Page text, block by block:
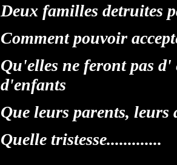
Deux familles detruites
Comment pouvoir
Qu'elles ne feront pas
d'enfants
Que leurs parents, leurs
Quelle tristesse.............